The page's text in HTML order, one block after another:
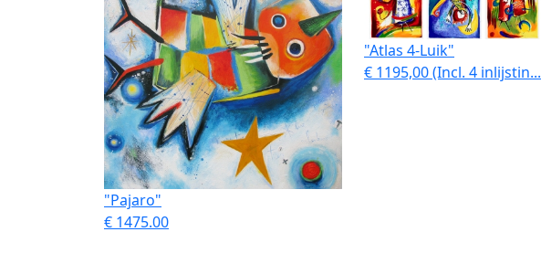
"Pajaro"
€ 1475.00
"Atlas 4-Luik"
€ 1195,00 (Incl. 4 inlijstin...